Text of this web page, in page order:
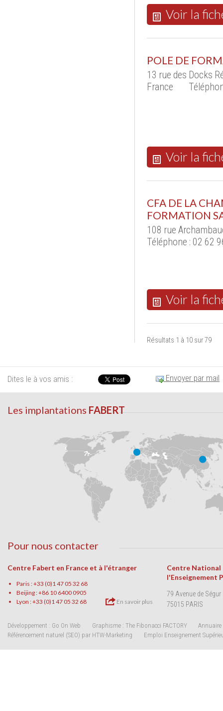
Voir la
POLE DE
13 rue des Docks
France
Voir la
CFA DE LA
FORMATION
108 rue
Téléphone : 02 62
Voir la
Résultats 1 à 10 sur 79
Dites le à vos amis : Envoyer par mail
Les implantations FABERT
Pour nous contacter
Centre Fabert en France et à l'étranger
Paris : +33 (0)1 47 05 32 68
Beijing : +86 10 6400 0905
Lyon : +33 (0)1 47 05 32 68
En savoir plus
Centre National
l'Enseignement
79 Avenue de Ségur
75015 PARIS
Développement : Go On Web Graphisme : The Fibonacci FACTORY
Annuaire
Référencement naturel (SEO) par HTW-Marketing
Emploi Enseignement